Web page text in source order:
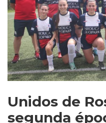
Unidos de
segunda